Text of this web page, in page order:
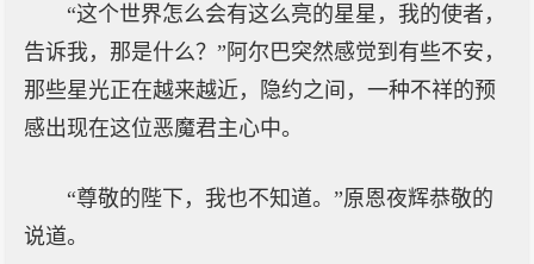
“这个世界怎么会有这么亮的星星，我的使者，
告诉我，那是什么？”阿尔巴突然感觉到有些不安，
那些星光正在越来越近，隐约之间，一种不祥的预
感出现在这位恶魔君主心中。
“尊敬的陛下，我也不知道。”原恩夜辉恭敬的
说道。